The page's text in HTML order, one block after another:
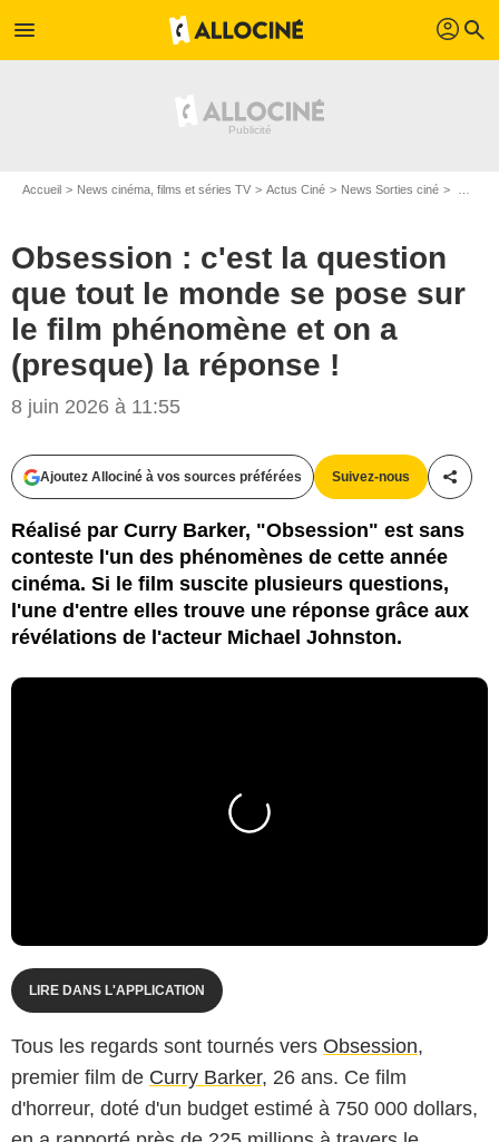
menu profil search
Accueil News cinéma, films et séries TV Actus Ciné News Sorties ciné
Obsession : c'est la question
que tout le monde se pose sur
le film phénomène et on a
(presque) la réponse !
8 juin 2026 à 11:55
Ajoutez Allociné à vos sources préférées Suivez-nous
Réalisé par Curry Barker, "Obsession" est sans
conteste l'un des phénomènes de cette année
cinéma. Si le film suscite plusieurs questions,
l'une d'entre elles trouve une réponse grâce aux
révélations de l'acteur Michael Johnston.
LIRE DANS L'APPLICATION
Tous les regards sont tournés vers Obsession,
premier film de Curry Barker, 26 ans. Ce film
d'horreur, doté d'un budget estimé à 750 000 dollars,